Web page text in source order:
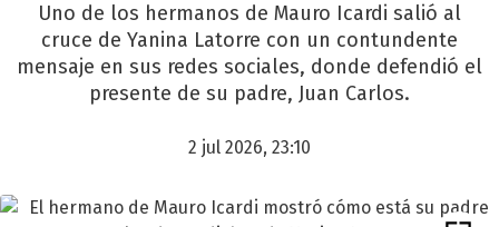
Uno de los hermanos de Mauro Icardi salió al
cruce de Yanina Latorre con un contundente
mensaje en sus redes sociales, donde defendió el
presente de su padre, Juan Carlos.
2 jul 2026, 23:10